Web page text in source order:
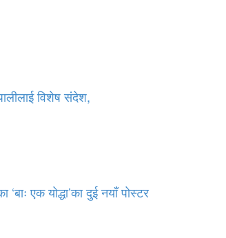
विशेष संदेश,
एक योद्धा’का दुई नयाँ पोस्टर